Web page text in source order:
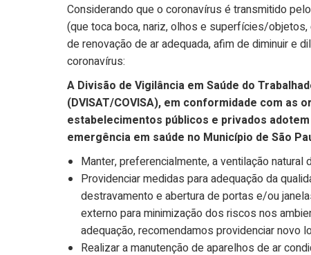
Considerando que o coronavírus é transmitido
(que toca boca, nariz, olhos e superfícies/
de renovação de ar adequada, afim de diminuir e
coronavírus:
A Divisão de Vigilância em Saúde do
(DVISAT/COVISA), em conformidade com as
estabelecimentos públicos e privados
emergência em saúde no Município de São
Manter, preferencialmente, a ventilação natural
Providenciar medidas para adequação da
destravamento e abertura de portas e/ou
externo para minimização dos riscos nos
adequação, recomendamos providenciar novo
Realizar a manutenção de aparelhos de ar